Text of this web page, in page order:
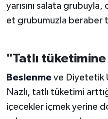
yarısını salata grubuyla,
et grubumuzla beraber
"Tatlı
Beslenme ve Diyetetik
Nazlı, tatlı tüketimi
içecekler içmek yerine